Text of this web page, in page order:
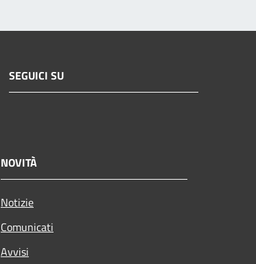
SEGUICI SU
NOVITÀ
Notizie
Comunicati
Avvisi